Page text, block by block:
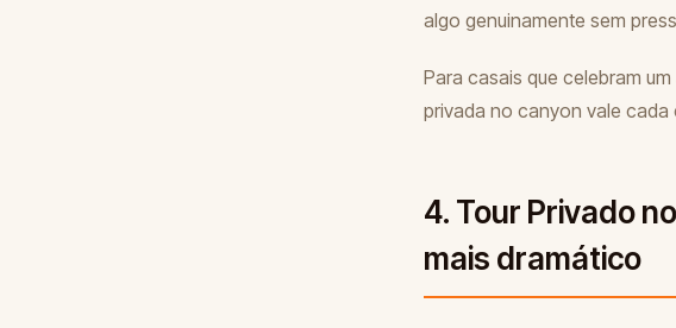
algo genuinamente sem
Para casais que celebram
privada no canyon vale
4. Tour Privado
mais dramático